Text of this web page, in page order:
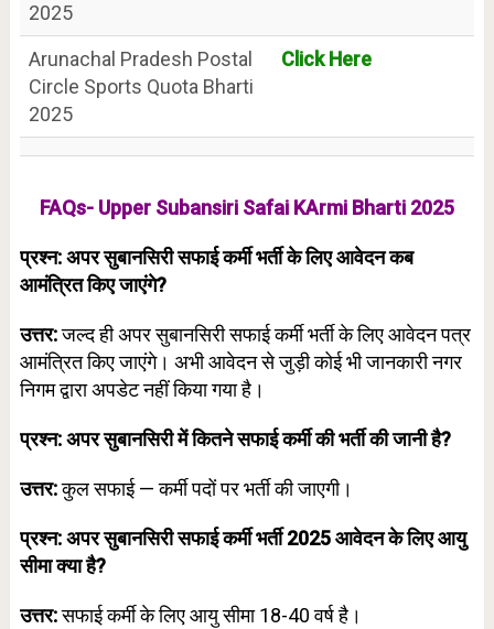
2025
Arunachal Pradesh Postal
Circle Sports Quota Bharti
2025
Click Here
FAQs- Upper Subansiri Safai KArmi Bharti 2025
प्रश्न: अपर सुबानसिरी सफाई कर्मी भर्ती के लिए आवेदन कब
आमंत्रित किए जाएंगे?
उत्तर:जल्द ही अपर सुबानसिरी सफाई कर्मी भर्ती के लिए आवेदन पत्र
आमंत्रित किए जाएंगे। अभी आवेदन से जुड़ी कोई भी जानकारी नगर
निगम द्वारा अपडेट नहीं किया गया है।
प्रश्न: अपर सुबानसिरी में कितने सफाई कर्मी की भर्ती की जानी है?
उत्तर:कुल सफाई — कर्मी पदों पर भर्ती की जाएगी।
प्रश्न: अपर सुबानसिरी सफाई कर्मी भर्ती 2025 आवेदन के लिए आयु
सीमा क्या है?
उत्तर:सफाई कर्मी के लिए आयु सीमा 18-40 वर्ष है।